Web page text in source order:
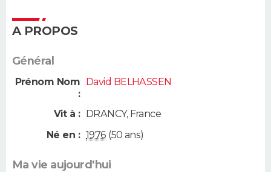
A PROPOS
Général
Prénom Nom
:
David BELHASSEN
Vit à : DRANCY, France
Né en : 1976 (50 ans)
Ma vie aujourd'hui